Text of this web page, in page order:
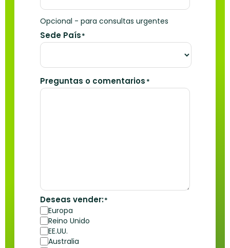
Opcional - para consultas urgentes
Sede País*
Preguntas o comentarios *
Deseas vender:*
Europa
Reino Unido
EE.UU.
Australia